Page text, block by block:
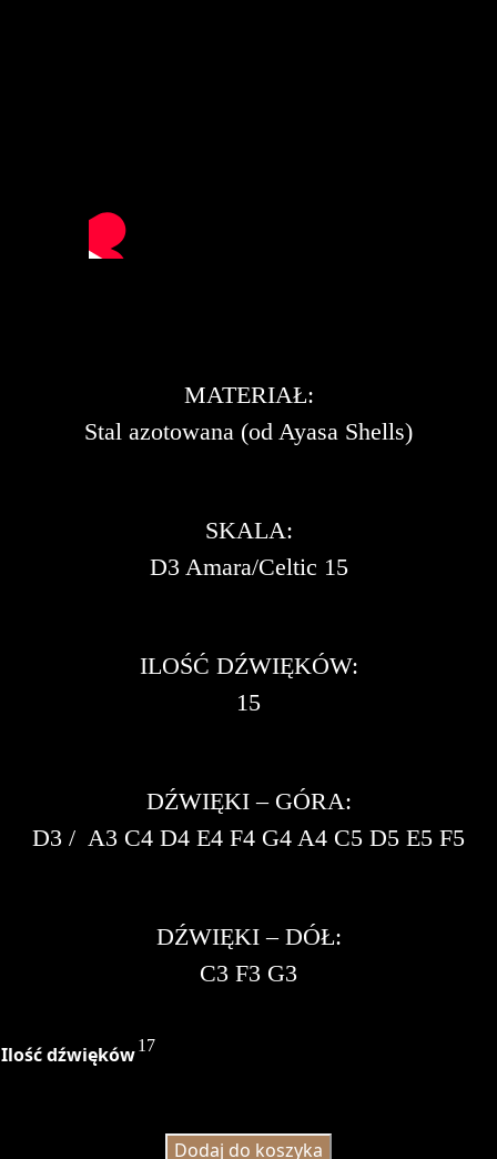
MATERIAŁ:
Stal azotowana (od Ayasa Shells)
SKALA:
D3 Amara/Celtic 15
ILOŚĆ DŹWIĘKÓW:
15
DŹWIĘKI – GÓRA:
D3 / A3 C4 D4 E4 F4 G4 A4 C5 D5 E5 F5
DŹWIĘKI – DÓŁ:
C3 F3 G3
Ilość dźwięków17
Dodaj do koszyka